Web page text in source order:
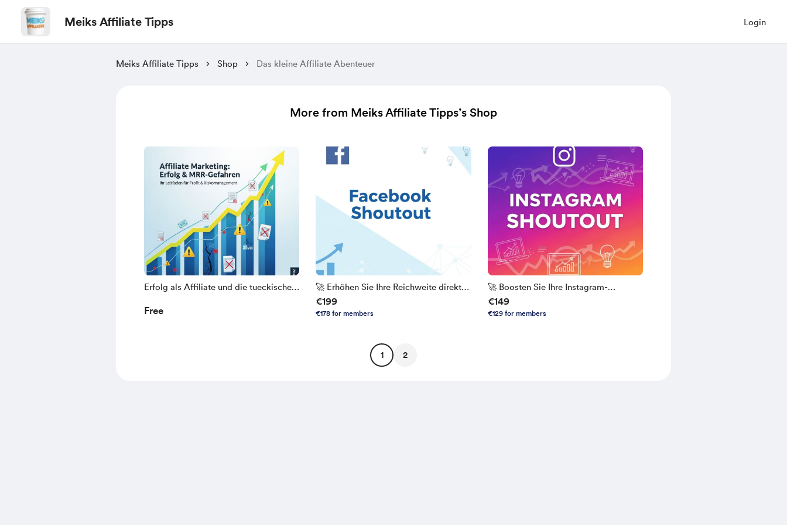
Meiks Affiliate Tipps Login
Meiks Affiliate Tipps Shop Das kleine Affiliate Abenteuer
More from Meiks Affiliate Tipps’s Shop
Erfolg als Affiliate und die tueckischen
Free
🚀 Erhöhen Sie Ihre Reichweite direkt
auf Facebook! 🚀
€199
€178 for members
🚀 Boosten Sie Ihre Instagram-
Sichtbarkeit! 🚀
€149
€129 for members
1 2